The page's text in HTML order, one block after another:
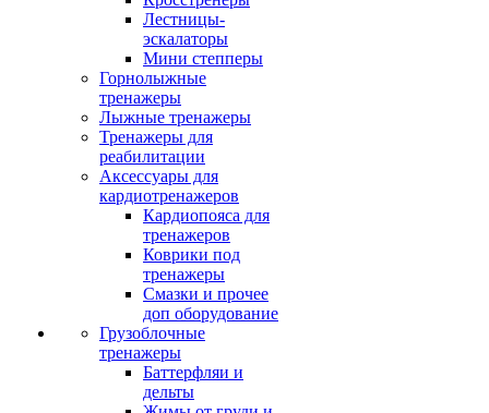
Лестницы-
эскалаторы
Мини степперы
Горнолыжные
тренажеры
Лыжные тренажеры
Тренажеры для
реабилитации
Аксессуары для
кардиотренажеров
Кардиопояса для
тренажеров
Коврики под
тренажеры
Смазки и прочее
доп оборудование
Грузоблочные
тренажеры
Баттерфляи и
дельты